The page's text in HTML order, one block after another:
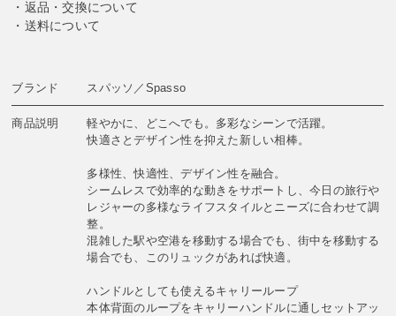
返品・交換について
送料について
ブランド スパッソ／Spasso
商品説明
軽やかに、どこへでも。多彩なシーンで活躍。
快適さとデザイン性を抑えた新しい相棒。
多様性、快適性、デザイン性を融合。
シームレスで効率的な動きをサポートし、今日の旅行や
レジャーの多様なライフスタイルとニーズに合わせて調
整。
混雑した駅や空港を移動する場合でも、街中を移動する
場合でも、このリュックがあれば快適。
ハンドルとしても使えるキャリーループ
本体背面のループをキャリーハンドルに通しセットアッ